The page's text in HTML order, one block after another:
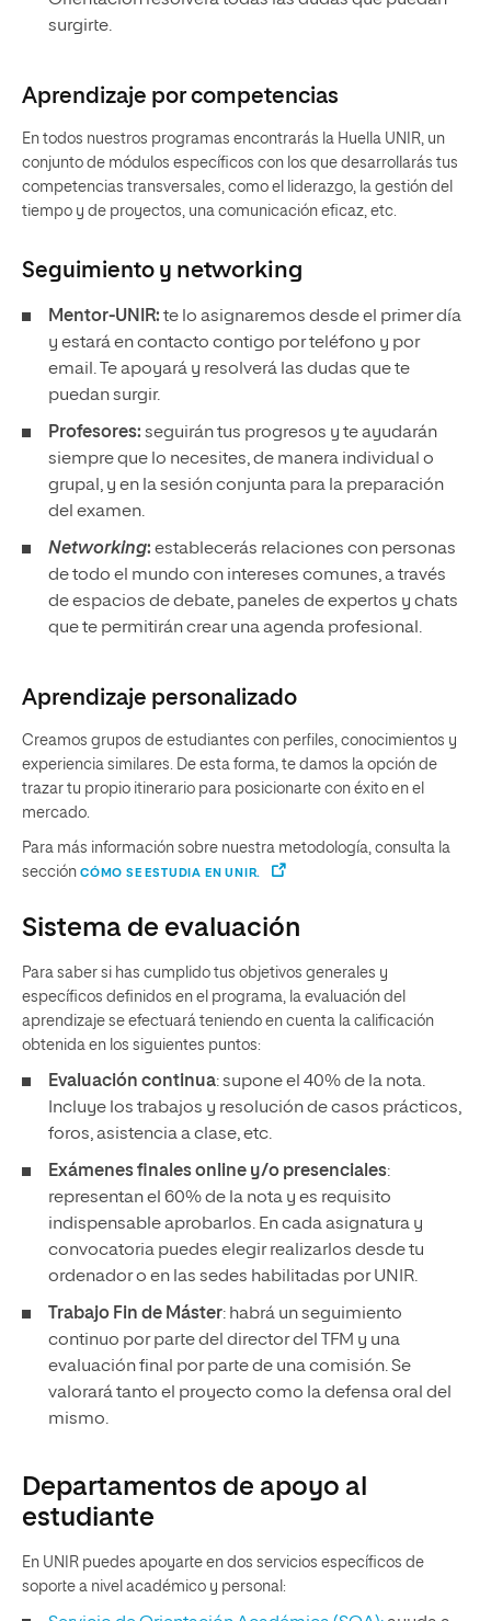
surgirte.
Aprendizaje por competencias
En todos nuestros programas encontrarás la Huella UNIR, un
conjunto de módulos específicos con los que desarrollarás tus
competencias transversales, como el liderazgo, la gestión del
tiempo y de proyectos, una comunicación eficaz, etc.
Seguimiento y networking
Mentor-UNIR: te lo asignaremos desde el primer día
y estará en contacto contigo por teléfono y por
email. Te apoyará y resolverá las dudas que te
puedan surgir.
Profesores: seguirán tus progresos y te ayudarán
siempre que lo necesites, de manera individual o
grupal, y en la sesión conjunta para la preparación
del examen.
Networking: establecerás relaciones con personas
de todo el mundo con intereses comunes, a través
de espacios de debate, paneles de expertos y chats
que te permitirán crear una agenda profesional.
Aprendizaje personalizado
Creamos grupos de estudiantes con perfiles, conocimientos y
experiencia similares. De esta forma, te damos la opción de
trazar tu propio itinerario para posicionarte con éxito en el
mercado.
Para más información sobre nuestra metodología, consulta la
sección CÓMO SE ESTUDIA EN UNIR.
Sistema de evaluación
Para saber si has cumplido tus objetivos generales y
específicos definidos en el programa, la evaluación del
aprendizaje se efectuará teniendo en cuenta la calificación
obtenida en los siguientes puntos:
Evaluación continua: supone el 40% de la nota.
Incluye los trabajos y resolución de casos prácticos,
foros, asistencia a clase, etc.
Exámenes finales online y/o presenciales:
representan el 60% de la nota y es requisito
indispensable aprobarlos. En cada asignatura y
convocatoria puedes elegir realizarlos desde tu
ordenador o en las sedes habilitadas por UNIR.
Trabajo Fin de Máster: habrá un seguimiento
continuo por parte del director del TFM y una
evaluación final por parte de una comisión. Se
valorará tanto el proyecto como la defensa oral del
mismo.
Departamentos de apoyo al
estudiante
En UNIR puedes apoyarte en dos servicios específicos de
soporte a nivel académico y personal: